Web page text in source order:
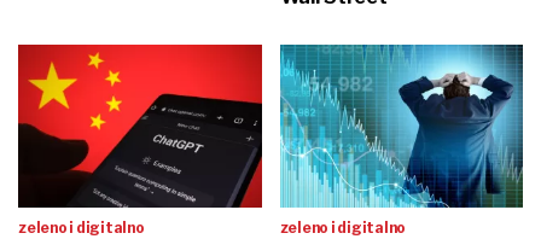
zeleno i digitalno zeleno i digitalno